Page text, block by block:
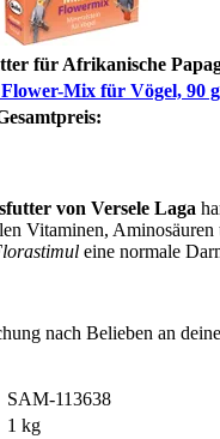
für Afrikanische
Mix für Vögel, 90 g
von Versele Laga
Vitaminen,
eine normale
nach Belieben an
SAM-113638
1 kg